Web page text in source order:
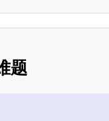
题